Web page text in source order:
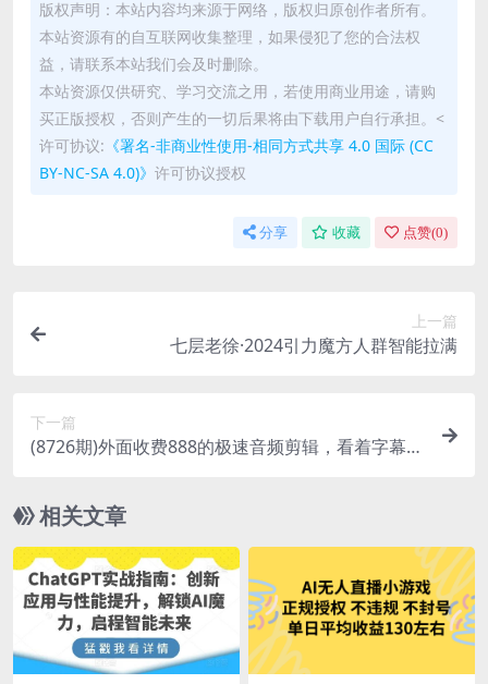
版权声明：本站内容均来源于网络，版权归原创作者所有。
本站资源有的自互联网收集整理，如果侵犯了您的合法权
益，请联系本站我们会及时删除。
本站资源仅供研究、学习交流之用，若使用商业用途，请购
买正版授权，否则产生的一切后果将由下载用户自行承担。<
许可协议: 《署名-非商业性使用-相同方式共享 4.0 国际 (CC
BY-NC-SA 4.0)》 许可协议授权
分享 收藏 点赞(0)
上一篇
七层老徐·2024引力魔方人群智能拉满
下一篇
(8726期)外面收费888的极速音频剪辑，看着字幕剪
相关文章